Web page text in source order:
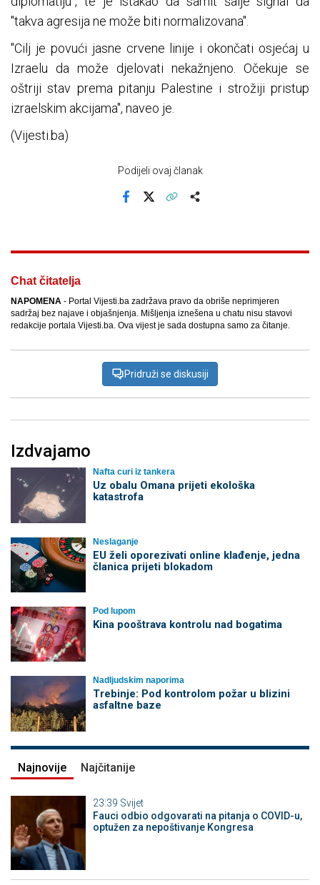
"takva agresija ne može biti normalizovana".
"Cilj je povući jasne crvene linije i okončati osjećaj u
Izraelu da može djelovati nekažnjeno. Očekuje se
oštriji stav prema pitanju Palestine i strožiji pristup
izraelskim akcijama", naveo je.
(Vijesti.ba)
Podijeli ovaj članak
Chat čitatelja
NAPOMENA - Portal Vijesti.ba zadržava pravo da obriše neprimjeren
sadržaj bez najave i objašnjenja. Mišljenja iznešena u chatu nisu stavovi
redakcije portala Vijesti.ba. Ova vijest je sada dostupna samo za čitanje.
Pridruži se diskusiji
Izdvajamo
Nafta curi iz tankera
Uz obalu Omana prijeti ekološka
katastrofa
Neslaganje
EU želi oporezivati online klađenje, jedna
članica prijeti blokadom
Pod lupom
Kina pooštrava kontrolu nad bogatima
Nadljudskim naporima
Trebinje: Pod kontrolom požar u blizini
asfaltne baze
Najnovije Najčitanije
23:39 Svijet
Fauci odbio odgovarati na pitanja o COVID-u,
optužen za nepoštivanje Kongresa